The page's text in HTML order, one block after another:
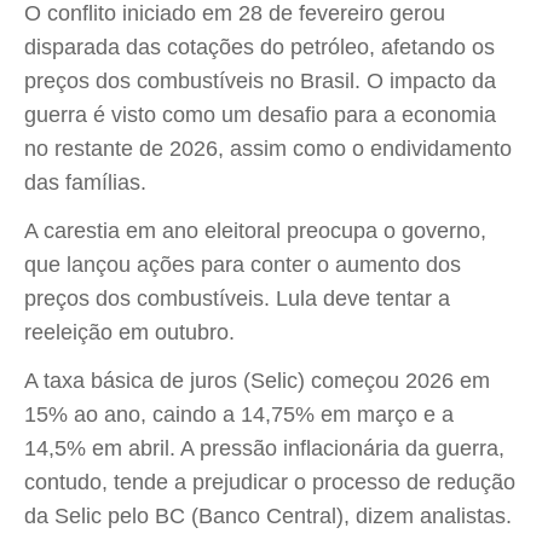
O conflito iniciado em 28 de fevereiro gerou
disparada das cotações do petróleo, afetando os
preços dos combustíveis no Brasil. O impacto da
guerra é visto como um desafio para a economia
no restante de 2026, assim como o endividamento
das famílias.
A carestia em ano eleitoral preocupa o governo,
que lançou ações para conter o aumento dos
preços dos combustíveis. Lula deve tentar a
reeleição em outubro.
A taxa básica de juros (Selic) começou 2026 em
15% ao ano, caindo a 14,75% em março e a
14,5% em abril. A pressão inflacionária da guerra,
contudo, tende a prejudicar o processo de redução
da Selic pelo BC (Banco Central), dizem analistas.